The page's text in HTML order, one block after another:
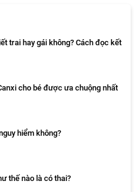
trai hay gái không? Cách đọc kết
cho bé được ưa chuộng nhất
hiểm không?
thế nào là có thai?